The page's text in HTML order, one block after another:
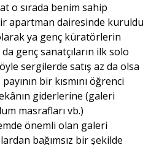
o sırada benim sahip
apartman dairesinde kuruldu
ya genç küratörlerin
genç sanatçıların ilk solo
sergilerde satış az da olsa
bir kısmını öğrenci
giderlerine (galeri
masrafları vb.)
önemli olan galeri
bağımsız bir şekilde